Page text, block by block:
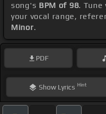
song's BPM of 98. Tune
your vocal range,
Minor.
PDF
ShowLyrics Hint